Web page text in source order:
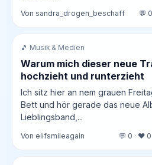
Von sandra_drogen_beschaff 💬
🎵 Musik & Medien
Warum mich dieser neue
hochzieht und runterzieht
Ich sitz hier an nem grauen
Bett und hör gerade das neue
Lieblingsband,...
Von elifsmileagain 💬 0 · ❤️ 0